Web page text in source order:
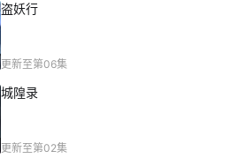
盗妖行
更新至第06集
城隍录
更新至第02集